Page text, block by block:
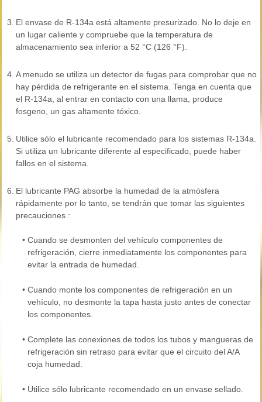
3. El envase de R-134a está altamente presurizado. No lo deje en
un lugar caliente y compruebe que la temperatura de
almacenamiento sea inferior a 52 °C (126 °F).
4. A menudo se utiliza un detector de fugas para comprobar que no
hay pérdida de refrigerante en el sistema. Tenga en cuenta que
el R-134a, al entrar en contacto con una llama, produce
fosgeno, un gas altamente tóxico.
5. Utilice sólo el lubricante recomendado para los sistemas R-134a.
Si utiliza un lubricante diferente al especificado, puede haber
fallos en el sistema.
6. El lubricante PAG absorbe la humedad de la atmósfera
rápidamente por lo tanto, se tendrán que tomar las siguientes
precauciones :
• Cuando se desmonten del vehículo componentes de
refrigeración, cierre inmediatamente los componentes para
evitar la entrada de humedad.
• Cuando monte los componentes de refrigeración en un
vehículo, no desmonte la tapa hasta justo antes de conectar
los componentes.
• Complete las conexiones de todos los tubos y mangueras de
refrigeración sin retraso para evitar que el circuito del A/A
coja humedad.
• Utilice sólo lubricante recomendado en un envase sellado.